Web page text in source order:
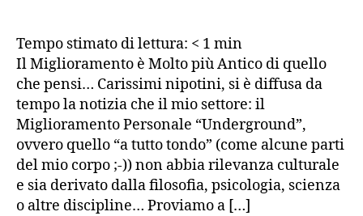
Tempo stimato di lettura: < 1 min
Il Miglioramento è Molto più Antico di quello
che pensi… Carissimi nipotini, si è diffusa da
tempo la notizia che il mio settore: il
Miglioramento Personale “Underground”,
ovvero quello “a tutto tondo” (come alcune parti
del mio corpo ;-)) non abbia rilevanza culturale
e sia derivato dalla filosofia, psicologia, scienza
o altre discipline… Proviamo a […]